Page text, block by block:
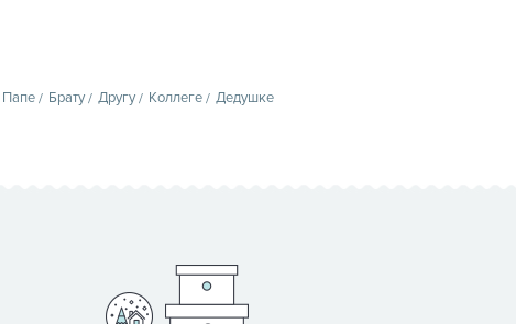
Папе Брату Другу Коллеге Дедушке